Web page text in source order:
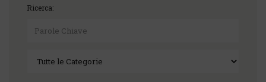
Ricerca: